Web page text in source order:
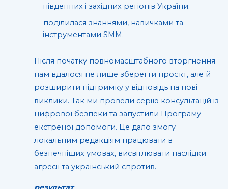
південних і західних регіонів України;
поділилася знаннями, навичками та
інструментами SMM.
Після початку повномасштабного вторгнення
нам вдалося не лише зберегти проєкт, але й
розширити підтримку у відповідь на нові
виклики. Так ми провели серію консультацій із
цифрової безпеки та запустили Програму
екстреної допомоги. Це дало змогу
локальним редакціям працювати в
безпечніших умовах, висвітлювати наслідки
агресії та український спротив.